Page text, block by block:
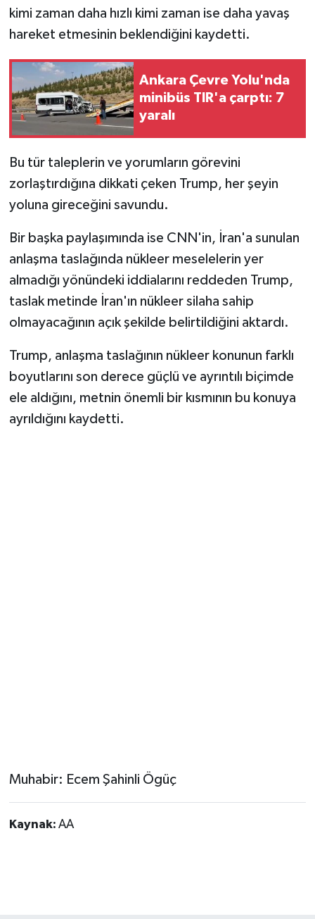
kimi zaman daha hızlı kimi zaman ise daha yavaş
hareket etmesinin beklendiğini kaydetti.
Ankara Çevre Yolu'nda
minibüs TIR'a çarptı: 7
yaralı
Bu tür taleplerin ve yorumların görevini
zorlaştırdığına dikkati çeken Trump, her şeyin
yoluna gireceğini savundu.
Bir başka paylaşımında ise CNN'in, İran'a sunulan
anlaşma taslağında nükleer meselelerin yer
almadığı yönündeki iddialarını reddeden Trump,
taslak metinde İran'ın nükleer silaha sahip
olmayacağının açık şekilde belirtildiğini aktardı.
Trump, anlaşma taslağının nükleer konunun farklı
boyutlarını son derece güçlü ve ayrıntılı biçimde
ele aldığını, metnin önemli bir kısmının bu konuya
ayrıldığını kaydetti.
Muhabir: Ecem Şahinli Ögüç
Kaynak: AA
Yaşam